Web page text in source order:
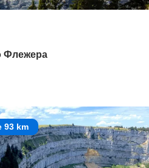
Флежера
93 km